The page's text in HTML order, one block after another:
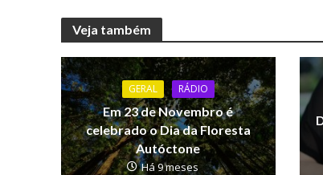
Veja também
GERAL RÁDIO
Em 23 de Novembro é
celebrado o Dia da Floresta
Autóctone
Há 9 meses